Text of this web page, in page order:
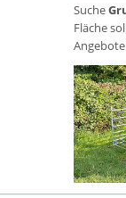
Suche
Fläche